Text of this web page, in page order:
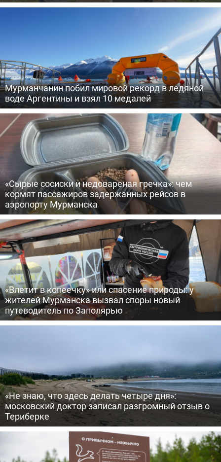
Мурманчанин побил мировой рекорд в ледяной
воде Аргентины и взял 10 медалей
«Сырые сосиски и недовареная гречка»: чем
кормят пассажиров задержанных рейсов в
аэропорту Мурманска
«Влетит в копеечку» или спасение природы: у
жителей Мурманска вызвал споры новый
путеводитель по Заполярью
«Не знаю, что здесь делать четыре дня»:
московский доктор записал разгромный отзыв о
Териберке